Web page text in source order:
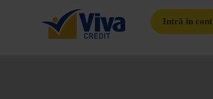
Intră în cont